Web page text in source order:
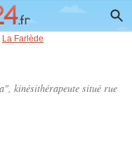
La Farlède
kinésithérapeute situé rue